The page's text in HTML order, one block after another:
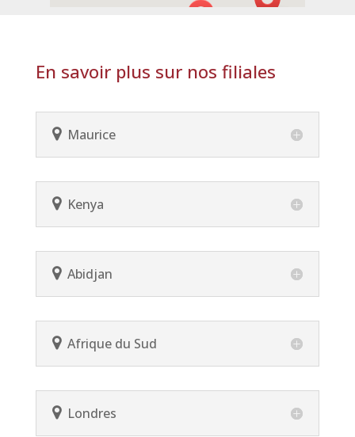
En savoir plus sur nos filiales
Maurice
Kenya
Abidjan
Afrique du Sud
Londres